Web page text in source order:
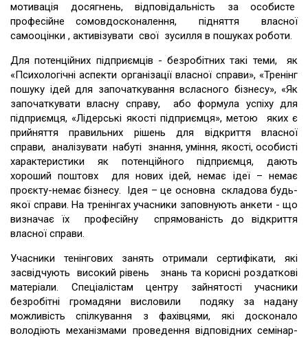
мотивація досягнень, відповідальність за особисте
професійне сомовдосконалення, підняття власної
самооцінки , активізувати свої зусилля в пошуках роботи.
Для потенційних підприємців - безробітних такі теми, як
«Психологічні аспекти організації власної справи», «Тренінг
пошуку ідей для започаткування всласного бізнесу», «Як
започаткувати власну справу, або формула успіху для
підприємця, «Лідерські якості підприємця», метою яких є
прийняття правильних рішень для відкриття власної
справи, аналізувати набуті знання, уміння, якості, особисті
характеристики як потенційного підприємця, дають
хороший поштовх для нових ідей, немає ідеї – немає
проєкту-немає бізнесу. Ідея – це основна складова будь-
якої справи. На тренінгах учасники заповнують анкети - що
визначає їх професійну спрямованість до відкриття
власної справи.
Учасники тенінгових занять отримали сертифікати, які
засвідчують високий рівень знань та корисні роздаткові
матеріали. Спеціалістам центру зайнятості учасники
безробітні громадяни висловили подяку за надану
можливість спілкування з фахівцями, які досконало
володіють механізмами проведення відповідних семінар-